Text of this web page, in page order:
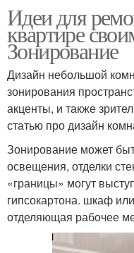
Идеи для
квартире
Зонирование
Дизайн небольшой
зонирования
акценты, и также
статью про дизайн
Зонирование может
освещения, отделки
«границы» могут
гипсокартона. шкаф
отделяющая рабочее